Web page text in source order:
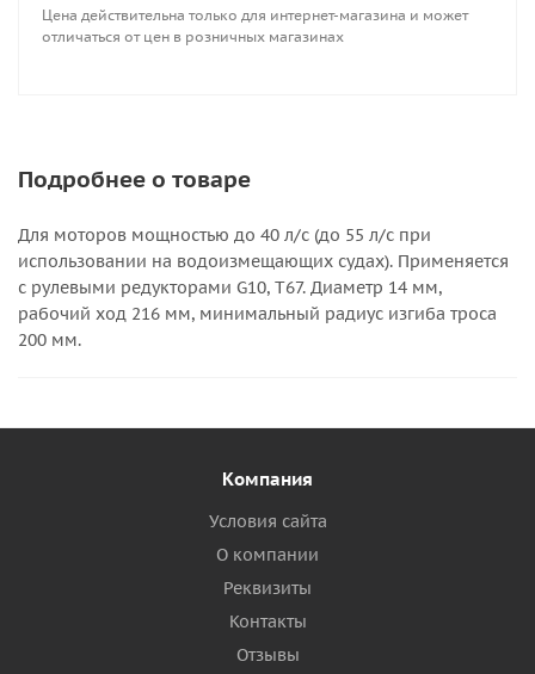
Цена действительна только для интернет-магазина и может
отличаться от цен в розничных магазинах
Подробнее о товаре
Для моторов мощностью до 40 л/с (до 55 л/с при
использовании на водоизмещающих судах). Применяется
с рулевыми редукторами G10, T67. Диаметр 14 мм,
рабочий ход 216 мм, минимальный радиус изгиба троса
200 мм.
Компания
Условия сайта
О компании
Реквизиты
Контакты
Отзывы